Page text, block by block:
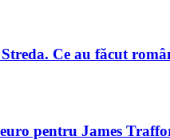
Ce au făcut
pentru James